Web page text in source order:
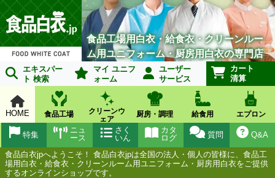
食品工場用白衣・給食衣・クリーンルー
ム用ユニフォーム・厨房用白衣の専門店
エキスパー
ト 検索
マイ ユニフ
ォーム
ユーザー
サービス
カート
清算
HOME 食品工場
クリーンウ
ェア
厨房・調理 給食用 エプロン
Q&A
質問
カタ
ログ
さく
いん
ニュ
ース
特集
食品白衣jpへようこそ！ 食品白衣jpは全国の法人・個人の皆様に、食品工
場用白衣・給食衣・クリーンルーム用ユニフォーム・厨房用白衣をご提供
するオンラインショップです。